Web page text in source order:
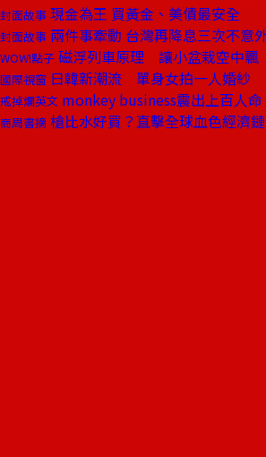
封面故事 現金為王 買黃金、美債最安全
封面故事 兩件事牽動 台灣再降息三次不意
WOW!點子 磁浮列車原理 讓小盆栽空中飄
國際視窗 日韓新潮流 單身女拍一人婚紗
戒掉爛英文 monkey business震出上百人命
商周書摘 槍比水好買？直擊全球血色經濟鏈